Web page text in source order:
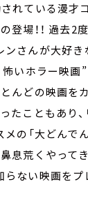
れている漫才
登場！！ 過去2
ンさんが大好き
いホラー映画
んどの映画を
たこともあり
の「大どんで
息荒くやって
ない映画をプ